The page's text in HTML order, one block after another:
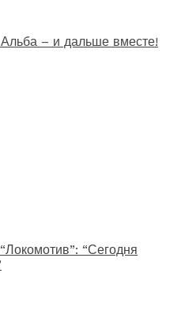
Альба – и дальше вместе!
“Сегодня